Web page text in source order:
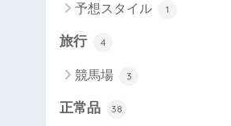
予想スタイル 1
旅行 4
競馬場 3
正常品 38